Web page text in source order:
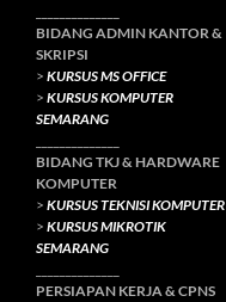
BIDANG ADMIN KANTOR &
SKRIPSI
> KURSUS MS OFFICE
> KURSUS KOMPUTER
SEMARANG
BIDANG TKJ& HARDWARE
KOMPUTER
> KURSUS TEKNISI KOMPUTER
> KURSUS MIKROTIK
SEMARANG
PERSIAPAN KERJA & CPNS